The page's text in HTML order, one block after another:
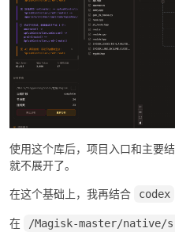
使用这个库后，项目入口和主要
就不展开了。
在这个基础上，我再结合 codex
在 /Magisk-master/native/